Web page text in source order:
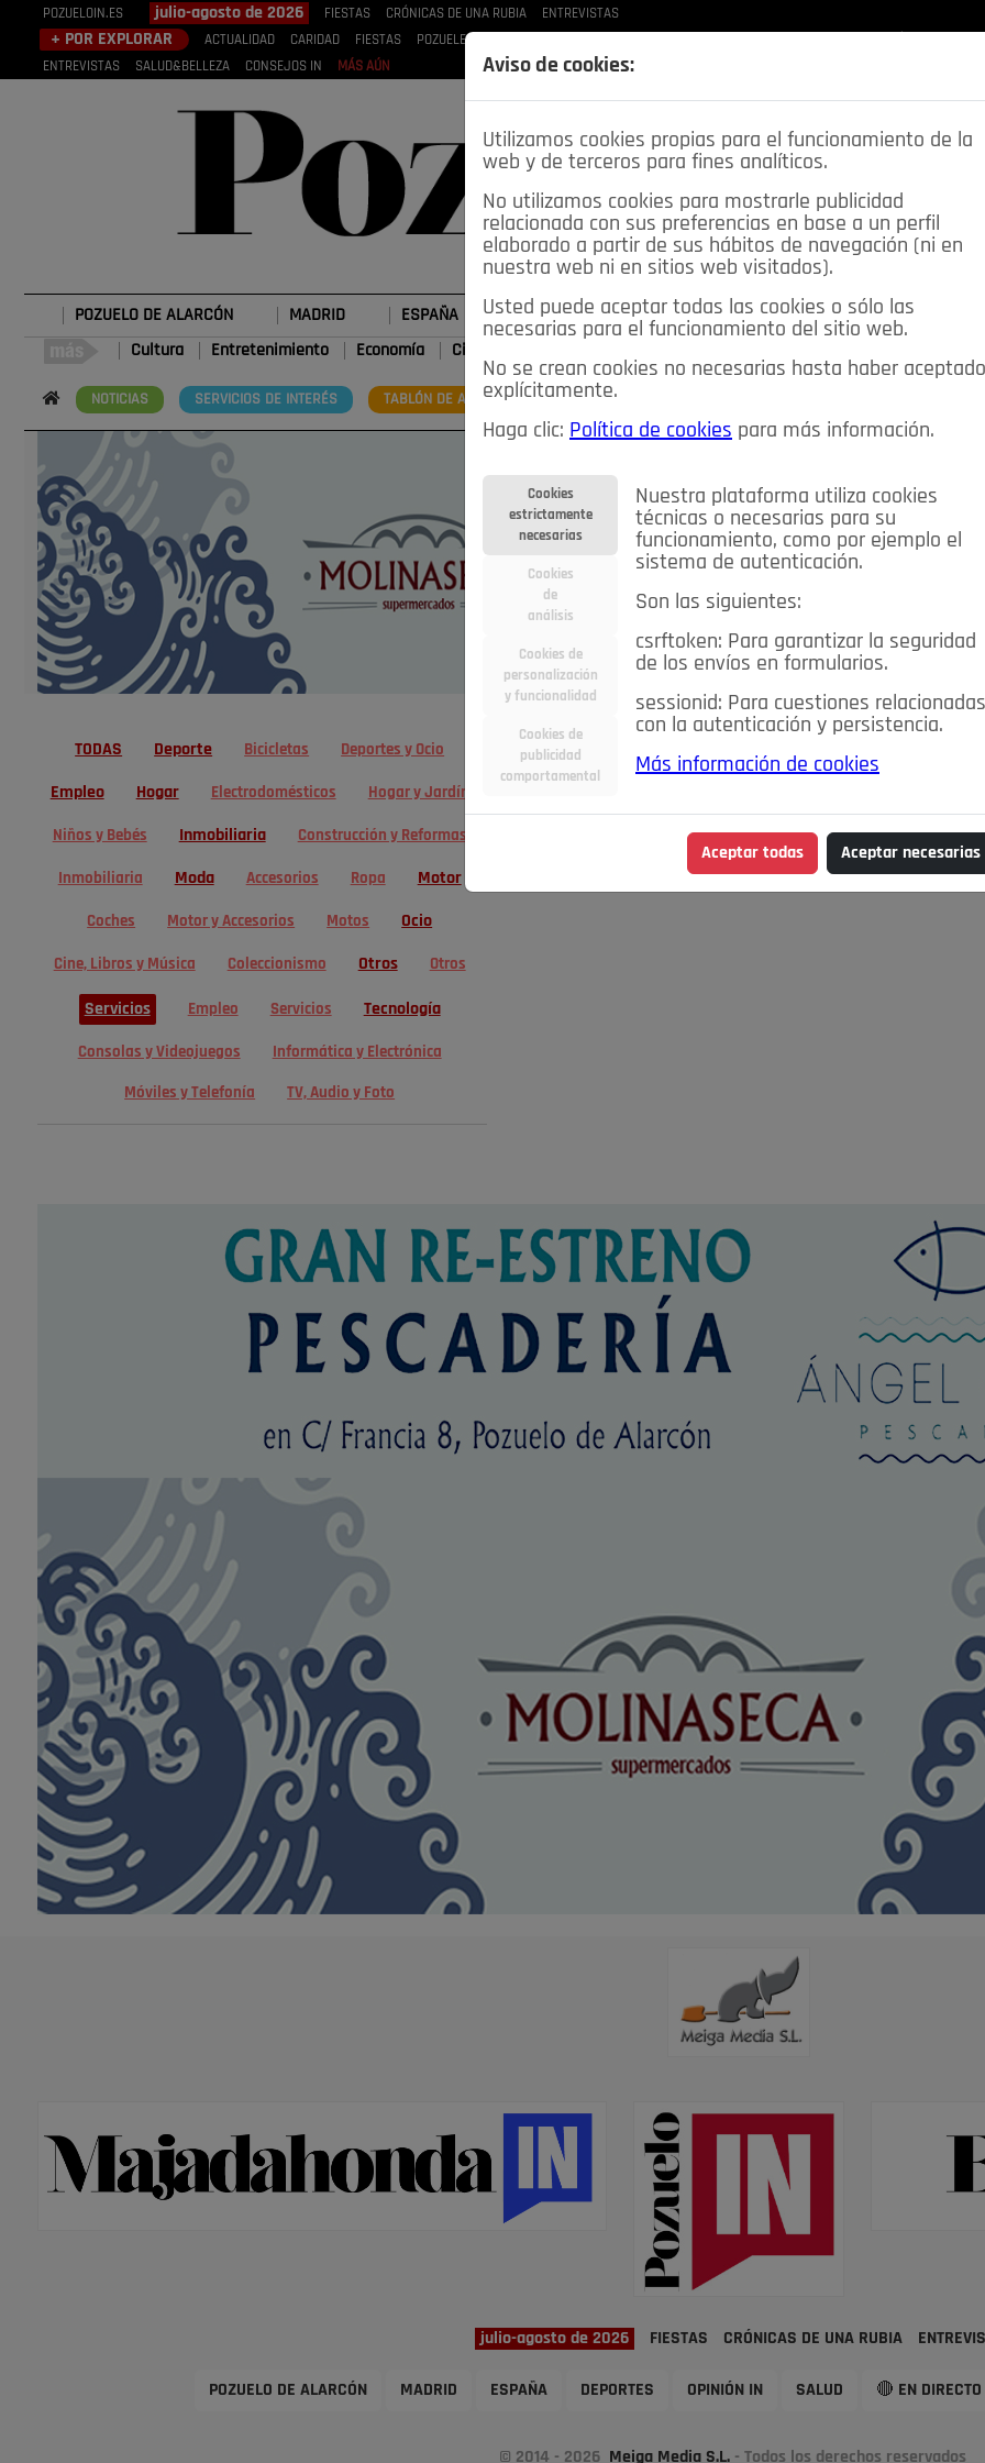
POZUELOIN.ES julio-agosto de 2026 FIESTAS CRÓNICAS DE UNA RUBIA ENTREVISTAS
+ POR EXPLORAR ACTUALIDAD CARIDAD FIESTAS POZUELEROS
ENTREVISTAS
SALUD&BELLEZA CONSEJOS IN MÁS AÚN
POZUELO DE ALARCÓN MADRID ESPAÑA DEPORTES OPINIÓN IN SALUD 🔴 EN DIRECTO
Cultura Entretenimiento Economía Ciencia&Tecnología
NOTICIAS SERVICIOS DE INTERÉS TABLÓN DE ANUNCIOS MIS ANUNCIOS
TODAS Deporte Bicicletas Deportes y Ocio
Empleo Hogar Electrodomésticos Hogar y Jardín
Niños y Bebés Inmobiliaria Construcción y Reformas
Inmobiliaria Moda Accesorios Ropa Motor
Coches Motor y Accesorios Motos Ocio
Cine, Libros y Música Coleccionismo Otros Otros
Servicios Empleo Servicios Tecnología
Consolas y Videojuegos Informática y Electrónica
Móviles y Telefonía TV, Audio y Foto
Aviso de cookies:
Utilizamos cookies propias para el funcionamiento de la
web y de terceros para fines analíticos.
No utilizamos cookies para mostrarle publicidad
relacionada con sus preferencias en base a un perfil
elaborado a partir de sus hábitos de navegación (ni en
nuestra web ni en sitios web visitados).
Usted puede aceptar todas las cookies o sólo las
necesarias para el funcionamiento del sitio web.
No se crean cookies no necesarias hasta haber aceptado
explícitamente.
Haga clic: Política de cookies para más información.
Cookies
estrictamente
necesarias
Cookies
de
análisis
Cookies de
personalización
y funcionalidad
Cookies de
publicidad
comportamental
Nuestra plataforma utiliza cookies
técnicas o necesarias para su
funcionamiento, como por ejemplo el
sistema de autenticación.
Son las siguientes:
csrftoken: Para garantizar la seguridad
de los envíos en formularios.
sessionid: Para cuestiones relacionadas
con la autenticación y persistencia.
Más información de cookies
Aceptar todas Aceptar necesarias
julio-agosto de 2026 FIESTAS CRÓNICAS DE UNA RUBIA
POZUELO DE ALARCÓN MADRID ESPAÑA DEPORTES OPINIÓN IN SALUD 🔴 EN DIRECTO
© 2014 - 2026 Meiga Media S.L.- Todos los derechos reservados